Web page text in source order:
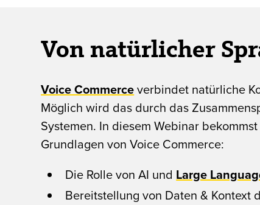
Von natürlicher
Voice Commerceverbindet natürliche
Möglich wird das durch das
Systemen. In diesem Webinar
Grundlagen von Voice Commerce:
Die Rolle von AI und Large
Bereitstellung von Daten & Kontext